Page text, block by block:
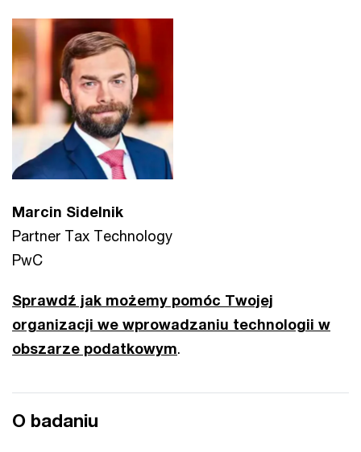
Marcin Sidelnik
Partner Tax Technology
PwC
Sprawdź jak możemy pomóc Twojej
organizacji we wprowadzaniu technologii w
obszarze podatkowym.
O badaniu